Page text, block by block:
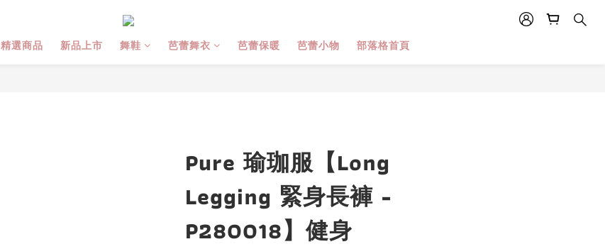
精選商品 新品上市 舞鞋 芭蕾舞衣 芭蕾保暖 芭蕾小物 部落格首頁
Pure 瑜珈服【Long
Legging 緊身長褲 -
P280018】健身